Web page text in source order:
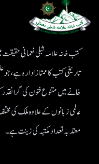
کتب خانہ علامہ شبلی نعمانی
تاریخی کتب کا ممتاز ادارہ ہے،
خانے میں متنوع فنون کی
عالمی زبانوں کے علاوہ ملک کی
معتد بہ تعداد مکتبہ کی زینت ہے۔